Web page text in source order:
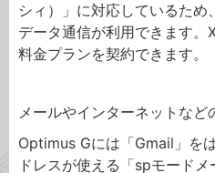
シィ）」に対応しているた
データ通信が利用できます。
料金プランを契約できます。
メールやインターネットなど
Optimus Gには「Gmail」を
ドレスが使える「spモード